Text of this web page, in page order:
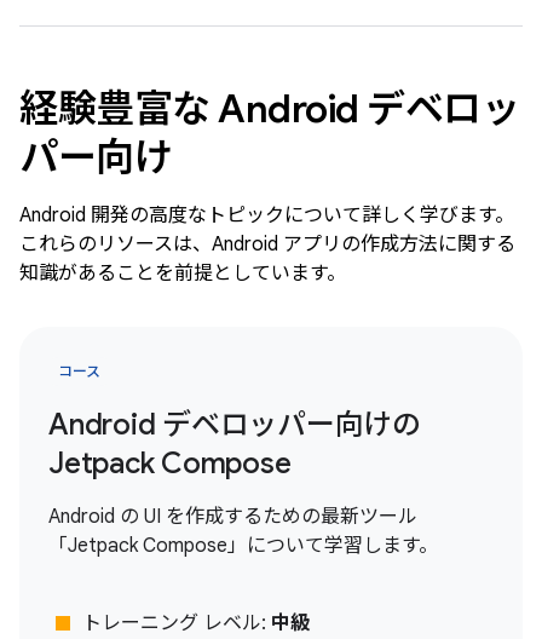
経験豊富な Android デベロッ
パー向け
Android 開発の高度なトピックについて詳しく学びます。
これらのリソースは、Android アプリの作成方法に関する
知識があることを前提としています。
コース
Android デベロッパー向けの
Jetpack Compose
Android の UI を作成するための最新ツール
「Jetpack Compose」について学習します。
stop トレーニング レベル: 中級